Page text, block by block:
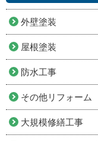
外壁塗装
屋根塗装
防水工事
その他リフォーム
大規模修繕工事